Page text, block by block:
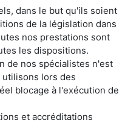
dans le but qu'ils soient
de la législation dans
nos prestations sont
les dispositions.
de nos spécialistes n'est
lors des
blocage à l'exécution de
et accréditations